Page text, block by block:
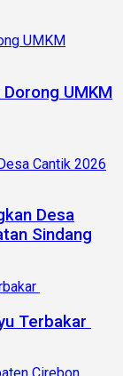
UMKM
Desa
Sindang
Terbakar